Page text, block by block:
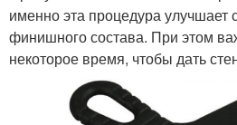
именно эта процедура улучшает
финишного состава. При этом
некоторое время, чтобы дать